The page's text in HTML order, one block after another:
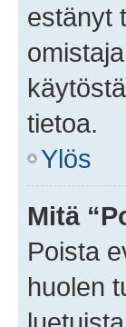
estänyt
tietoa.
Ylös
Mitä
Poista
huolen